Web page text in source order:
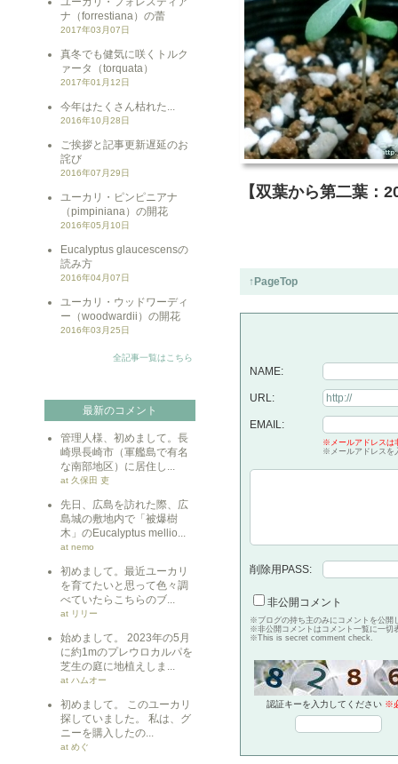
ナ（forrestiana）の蕾
2017年03月07日
真冬でも健気に咲くトルク
ァータ（torquata）
2017年01月12日
今年はたくさん枯れた...
2016年10月28日
ご挨拶と記事更新遅延のお
詫び
2016年07月29日
ユーカリ・ピンピニアナ
（pimpiniana）の開花
2016年05月10日
Eucalyptus glaucescensの
読み方
2016年04月07日
ユーカリ・ウッドワーディ
ー（woodwardii）の開花
2016年03月25日
全記事一覧はこちら
最新のコメント
管理人様、初めまして。長
崎県長崎市（軍艦島で有名
な南部地区）に居住し...
at 久保田 吏
先日、広島を訪れた際、広
島城の敷地内で「被爆樹
木」のEucalyptus mellio...
at nemo
初めまして。最近ユーカリ
を育てたいと思って色々調
べていたらこちらのブ...
at リリー
始めまして。 2023年の5月
に約1mのプレウロカルパを
芝生の庭に地植えしま...
at ハムオー
初めまして。 このユーカリ
探していました。 私は、グ
ニーを購入したの...
at めぐ
【双葉から第二葉：
↑PageTop
NAME:
URL:
EMAIL:
※メールアドレスは
※メールアドレスを
削除用PASS:
非公開コメント
※ブログの持ち主のみにコメントを公開
※非公開コメントはコメント一覧に一切
※This is secret comment check.
認証キーを入力してください ※